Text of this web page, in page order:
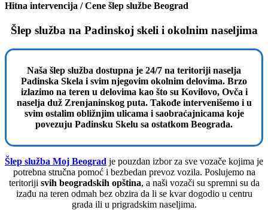
Hitna intervencija / Cene šlep službe Beograd
Šlep služba na Padinskoj skeli i okolnim naseljima
Naša šlep služba dostupna je 24/7 na teritoriji naselja
Padinska Skela i svim njegovim okolnim delovima. Brzo
izlazimo na teren u delovima kao što su Kovilovo, Ovča i
naselja duž Zrenjaninskog puta. Takođe intervenišemo i u
svim ostalim obližnjim ulicama i saobraćajnicama koje
povezuju Padinsku Skelu sa ostatkom Beograda.
Šlep služba Moj Beograd je pouzdan izbor za sve vozače kojima je
potrebna stručna pomoć i bezbedan prevoz vozila. Poslujemo na
teritoriji svih beogradskih opština, a naši vozači su spremni su da
izađu na teren odmah bez obzira da li se kvar dogodio u centru
grada ili u prigradskim naseljima.